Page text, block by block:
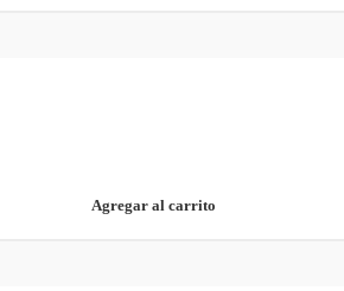
Agregar al carrito